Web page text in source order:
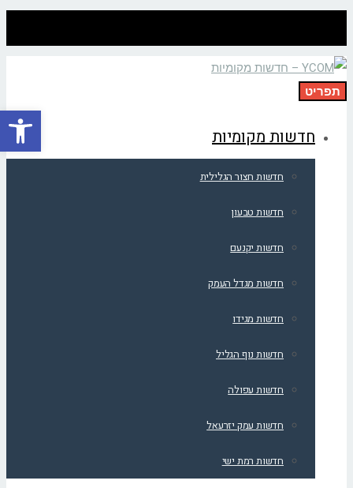
תפריט
חדשות מקומיות
חדשות חצור הגלילית
חדשות טבעון
חדשות יקנעם
חדשות מגדל העמק
חדשות מגידו
חדשות נוף הגליל
חדשות עפולה
חדשות עמק יזרעאל
חדשות רמת ישי
פתח